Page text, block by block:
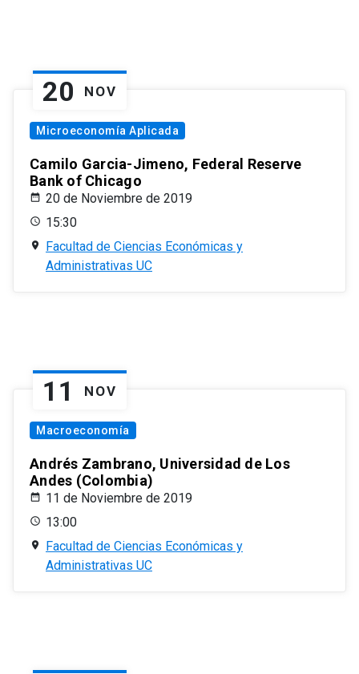
20 NOV
Microeconomía Aplicada
Camilo Garcia-Jimeno, Federal Reserve
Bank of Chicago
20 de Noviembre de 2019
15:30
Facultad de Ciencias Económicas y
Administrativas UC
11 NOV
Macroeconomía
Andrés Zambrano, Universidad de Los
Andes (Colombia)
11 de Noviembre de 2019
13:00
Facultad de Ciencias Económicas y
Administrativas UC